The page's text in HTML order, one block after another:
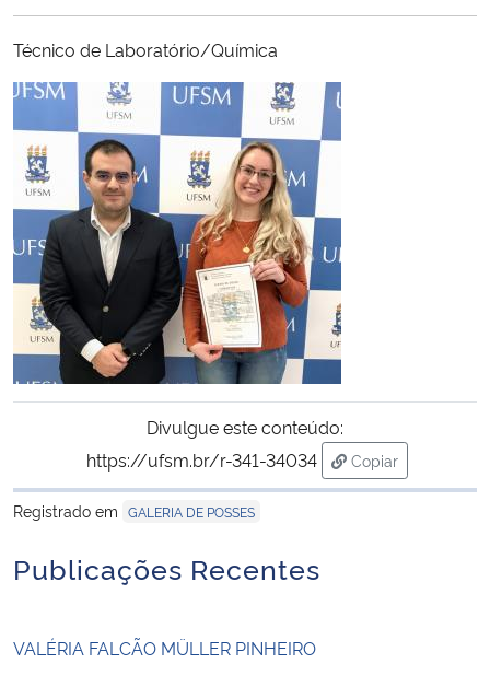
Ministério da Cidadania
Ministério de Minas e Energia
Ministério da Ciência, Tecnologia, Inovações e Comunicações
Ministério do Meio Ambiente
Ministério do Turismo
Ministério do Desenvolvimento Regional
Controladoria-Geral da União
Ministério da Mulher, da Família e dos Direitos Humanos
Gabinete de Segurança Institucional
Técnico de Laboratório/Química
Divulgue este conteúdo:
https://ufsm.br/r-341-34034
Copiar
para área de
Registrado em GALERIA DE POSSES
Publicações Recentes
VALÉRIA FALCÃO MÜLLER PINHEIRO